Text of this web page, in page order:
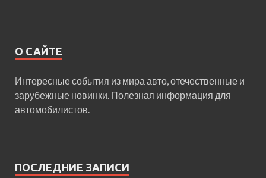
О САЙТЕ
Интересные события из мира авто, отечественные и
зарубежные новинки. Полезная информация для
автомобилистов.
ПОСЛЕДНИЕ ЗАПИСИ